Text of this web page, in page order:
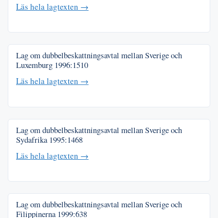
Läs hela lagtexten →
Lag om dubbelbeskattningsavtal mellan Sverige och
Luxemburg 1996:1510
Läs hela lagtexten →
Lag om dubbelbeskattningsavtal mellan Sverige och
Sydafrika 1995:1468
Läs hela lagtexten →
Lag om dubbelbeskattningsavtal mellan Sverige och
Filippinerna 1999:638